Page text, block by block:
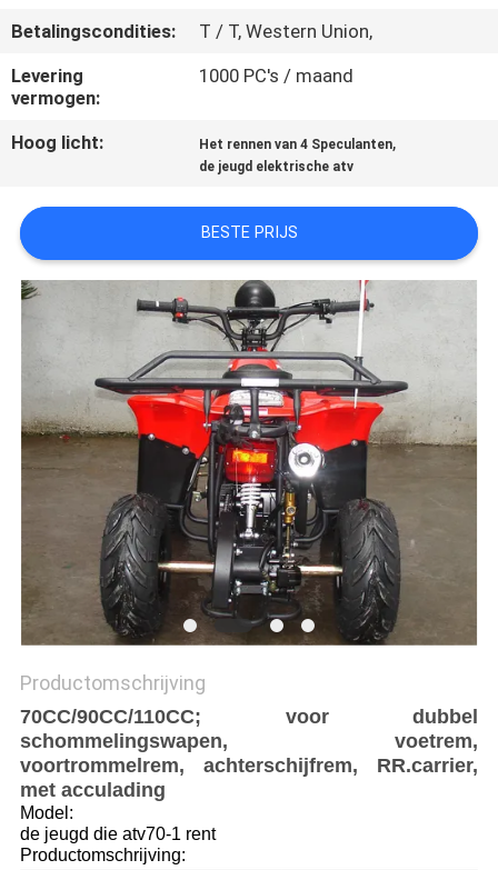
EEN
CITAAT
SITEMAP
PRIVACYBELEID
Betalingscondities:
T / T, Western Union,
Levering
vermogen:
1000 PC's / maand
Hoog licht: Het rennen van 4 Speculanten,
de jeugd elektrische atv
BESTE PRIJS
Productomschrijving
70CC/90CC/110CC; voor dubbel
schommelingswapen, voetrem,
voortrommelrem, achterschijfrem, RR.carrier,
met acculading
Model:
de jeugd die atv70-1 rent
Productomschrijving: